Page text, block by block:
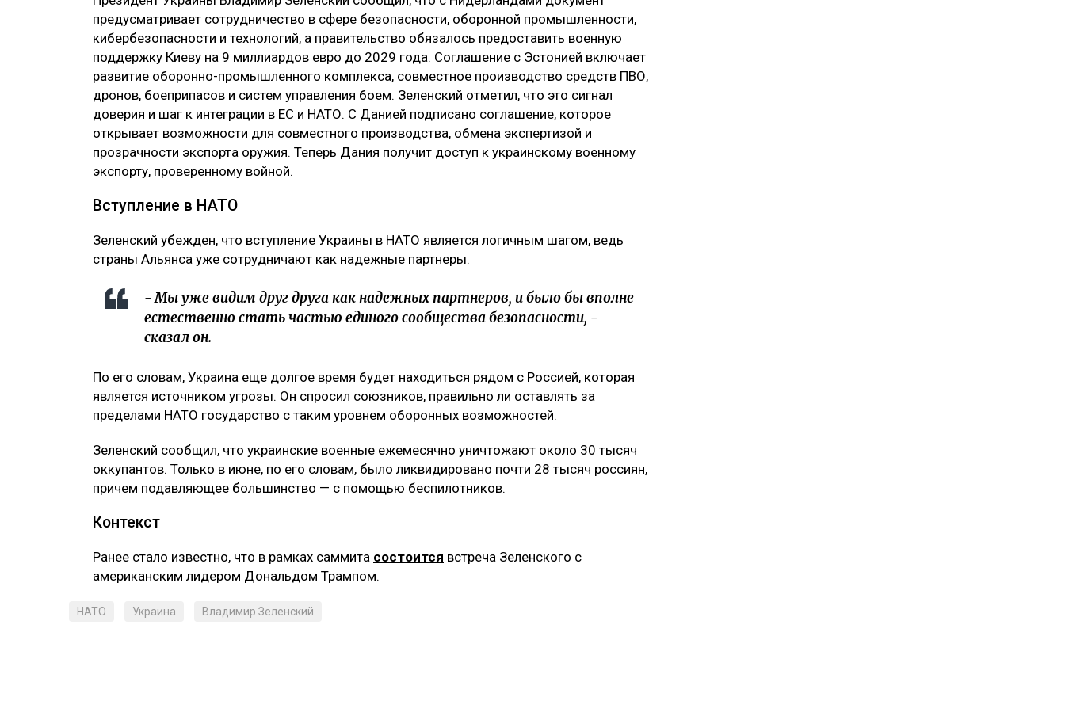
предусматривает сотрудничество в сфере безопасности, оборонной промышленности,
кибербезопасности и технологий, а правительство обязалось предоставить военную
поддержку Киеву на 9 миллиардов евро до 2029 года. Соглашение с Эстонией включает
развитие оборонно-промышленного комплекса, совместное производство средств ПВО,
дронов, боеприпасов и систем управления боем. Зеленский отметил, что это сигнал
доверия и шаг к интеграции в ЕС и НАТО. С Данией подписано соглашение, которое
открывает возможности для совместного производства, обмена экспертизой и
прозрачности экспорта оружия. Теперь Дания получит доступ к украинскому военному
экспорту, проверенному войной.
Вступление в НАТО
Зеленский убежден, что вступление Украины в НАТО является логичным шагом, ведь
страны Альянса уже сотрудничают как надежные партнеры.
- Мы уже видим друг друга как надежных партнеров, и было бы вполне
естественно стать частью единого сообщества безопасности, -
сказал он.
По его словам, Украина еще долгое время будет находиться рядом с Россией, которая
является источником угрозы. Он спросил союзников, правильно ли оставлять за
пределами НАТО государство с таким уровнем оборонных возможностей.
Зеленский сообщил, что украинские военные ежемесячно уничтожают около 30 тысяч
оккупантов. Только в июне, по его словам, было ликвидировано почти 28 тысяч россиян,
причем подавляющее большинство — с помощью беспилотников.
Контекст
Ранее стало известно, что в рамках саммита состоится встреча Зеленского с
американским лидером Дональдом Трампом.
НАТО Украина Владимир Зеленский